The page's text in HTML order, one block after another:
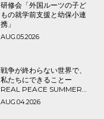
研修会「外国ルーツの子ど
もの就学前支援と幼保小連
携」
AUG.05.2026
戦争が終わらない世界で、
私たちにできることー
REAL PEACE SUMMER
2026
AUG.04.2026